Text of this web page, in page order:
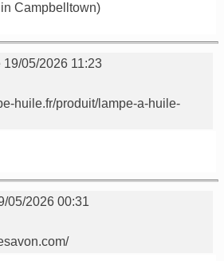
Campbelltown)
19/05/2026 11:23
huile.fr/produit/lampe-a-huile-
05/2026 00:31